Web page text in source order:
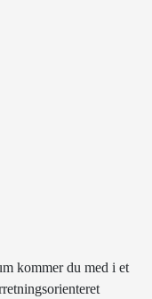
kommer du med i et